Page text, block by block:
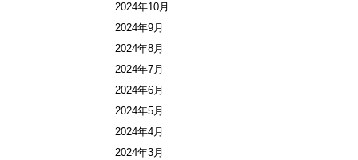
2024年10月
2024年9月
2024年8月
2024年7月
2024年6月
2024年5月
2024年4月
2024年3月